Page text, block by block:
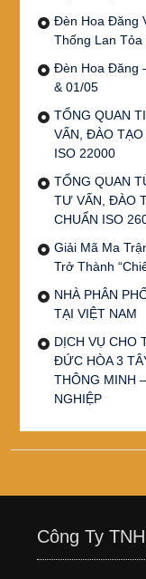
Đèn Hoa Đăng
Thống Lan
Đèn Hoa Đăng
& 01/05
TỔNG QUAN
VẤN, ĐÀO
ISO 22000
TỔNG QUAN
TƯ VẤN, ĐÀO
CHUẨN ISO
Giải Mã Ma
Trở Thành
NHÀ PHÂN
TẠI VIỆT NAM
DỊCH VỤ CHO
ĐỨC HÒA 3
THÔNG MINH
NGHIỆP
Công Ty